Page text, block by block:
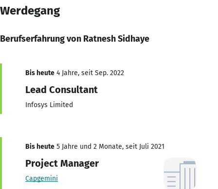
Werdegang
Berufserfahrung von Ratnesh Sidhaye
Bis heute 4 Jahre, seit Sep. 2022
Lead Consultant
Infosys Limited
Bis heute 5 Jahre und 2 Monate, seit Juli 2021
Project Manager
Capgemini